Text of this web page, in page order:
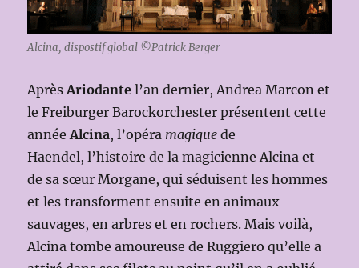
Alcina, dispostif global ©Patrick Berger
AprèsAriodante l’an dernier, Andrea Marcon et
le Freiburger Barockorchester présentent cette
annéeAlcina, l’opéra magique de
Haendel, l’histoire de la magicienne Alcina et
de sa sœur Morgane, qui séduisent les hommes
et les transforment ensuite en animaux
sauvages, en arbres et en rochers. Mais voilà,
Alcina tombe amoureuse de Ruggiero qu’elle a